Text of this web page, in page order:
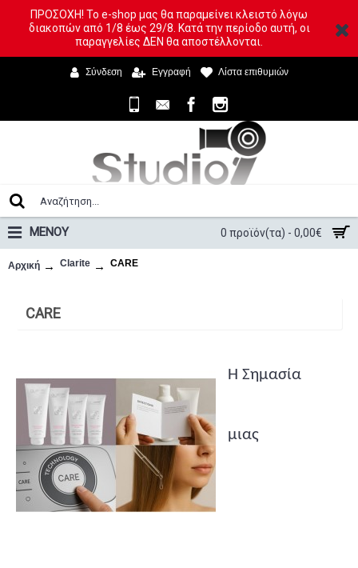
ΠΡΟΣΟΧΗ! Το e-shop μας θα παραμείνει κλειστό λόγω
διακοπών από 1/8 έως 29/8. Κατά την περίοδο αυτή, οι
παραγγελίες ΔΕΝ θα αποστέλλονται.
Σύνδεση Εγγραφή Λίστα επιθυμιών
0 προϊόν(τα) - 0,00€
ΜΕΝΟΥ
Αρχική Clarite CARE
CARE
Η Σημασία
μιας